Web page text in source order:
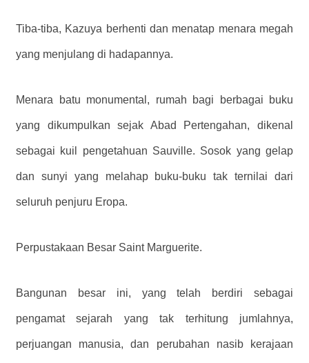
Tiba-tiba, Kazuya berhenti dan menatap menara megah
yang menjulang di hadapannya.
Menara batu monumental, rumah bagi berbagai buku
yang dikumpulkan sejak Abad Pertengahan, dikenal
sebagai kuil pengetahuan Sauville. Sosok yang gelap
dan sunyi yang melahap buku-buku tak ternilai dari
seluruh penjuru Eropa.
Perpustakaan Besar Saint Marguerite.
Bangunan besar ini, yang telah berdiri sebagai
pengamat sejarah yang tak terhitung jumlahnya,
perjuangan manusia, dan perubahan nasib kerajaan